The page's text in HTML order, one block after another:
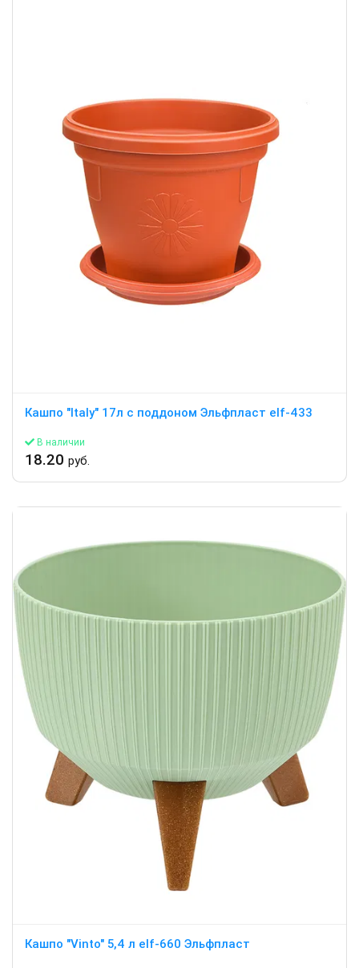
Кашпо "Italy" 17л c поддоном Эльфпласт elf-433
В наличии
18.20 руб.
Кашпо "Vinto" 5,4 л elf-660 Эльфпласт